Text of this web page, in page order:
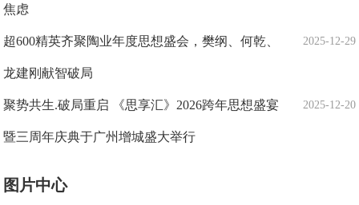
焦虑
2025-12-29
超600精英齐聚陶业年度思想盛会，樊纲、何乾、
龙建刚献智破局
2025-12-20
聚势共生.破局重启 《思享汇》2026跨年思想盛宴
暨三周年庆典于广州增城盛大举行
图片中心